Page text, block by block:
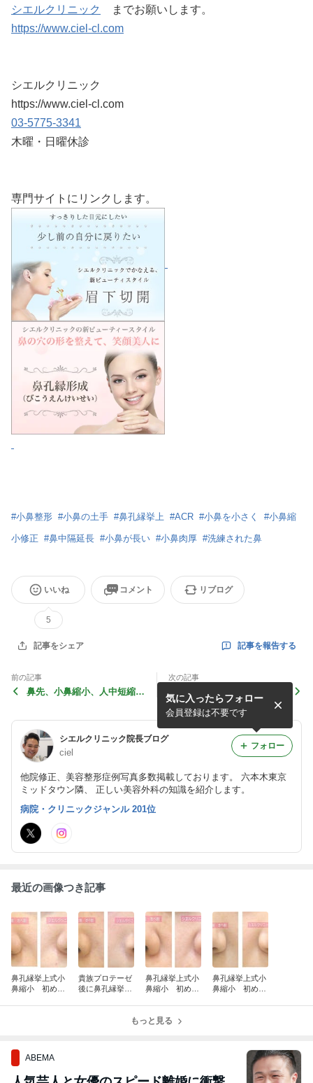
シエルクリニック
までお願いします。
https://www.ciel-cl.com
シエルクリニック
https://www.ciel-cl.com
03-5775-3341
木曜・日曜休診
専門サイトにリンクします。
#小鼻整形 #小鼻の土手 #鼻孔縁挙上 #ACR #小鼻を小さく #小鼻縮
小修正 #鼻中隔延長 #小鼻が長い #小鼻肉厚 #洗練された鼻
いいね
5
コメント リブログ
記事をシェア 記事を報告する
前の記事
鼻先、小鼻縮小、人中短縮
次の記事
小鼻縮小で形が悪くなった
鼻孔縁挙上 症例写真 142
例目
シエルクリニック院長ブログ
ciel
他院修正、美容整形症例写真多数掲載しております。 六本木東京
ミッドタウン隣、 正しい美容外科の知識を紹介します。
気に入ったらフォロー
会員登録は不要です
フォロー
病院・クリニックジャンル 201位
最近の画像つき記事
鼻孔縁挙上式小
鼻縮小 初めて
貴族プロテーゼ
後に鼻孔縁挙
鼻孔縁挙上式小
鼻縮小 初めて
て 症例写真
鼻孔縁挙上式小
鼻縮小 初めて
もっと見る
ABEMA